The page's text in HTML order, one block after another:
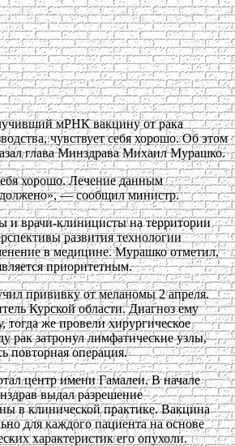
мРНК вакцину от рака
чувствует себя хорошо. Об этом
глава Минздрава Михаил Мурашко.
хорошо. Лечение данным
— сообщил министр.
и врачи-клиницисты на территории
развития технологии
в медицине. Мурашко отметил,
приоритетным.
прививку от меланомы 2 апреля.
Курской области. Диагноз ему
тогда же провели хирургическое
рак затронул лимфатические узлы,
повторная операция.
центр имени Гамалеи. В начале
выдал разрешение
в клинической практике. Вакцина
для каждого пациента на основе
характеристик его опухоли.